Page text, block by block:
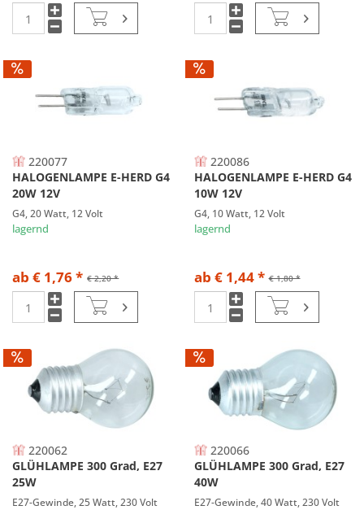
220077
HALOGENLAMPE E-HERD G4
20W 12V
G4, 20 Watt, 12 Volt
lagernd
€ 2,20 *
ab € 1,76 *
220086
HALOGENLAMPE E-HERD G4
10W 12V
G4, 10 Watt, 12 Volt
lagernd
€ 1,80 *
ab € 1,44 *
220062
GLÜHLAMPE 300 Grad, E27
25W
E27-Gewinde, 25 Watt, 230 Volt
220066
GLÜHLAMPE 300 Grad, E27
40W
E27-Gewinde, 40 Watt, 230 Volt